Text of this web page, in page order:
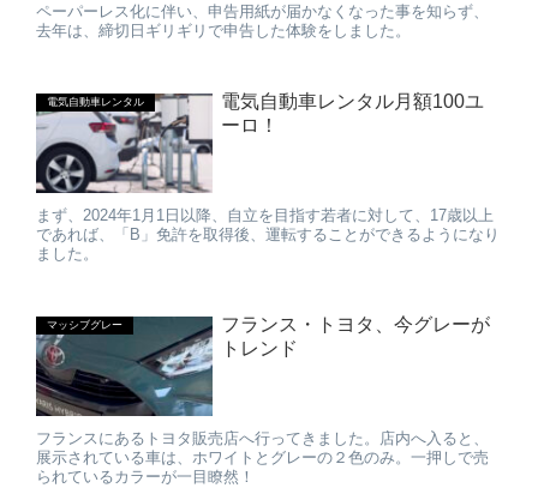
ペーパーレス化に伴い、申告用紙が届かなくなった事を知らず、
去年は、締切日ギリギリで申告した体験をしました。
電気自動車レンタル
電気自動車レンタル月額100ユ
ーロ！
まず、2024年1月1日以降、自立を目指す若者に対して、17歳以上
であれば、「B」免許を取得後、運転することができるようになり
ました。
マッシブグレー
フランス・トヨタ、今グレーが
トレンド
フランスにあるトヨタ販売店へ行ってきました。店内へ入ると、
展示されている車は、ホワイトとグレーの２色のみ。一押しで売
られているカラーが一目瞭然！